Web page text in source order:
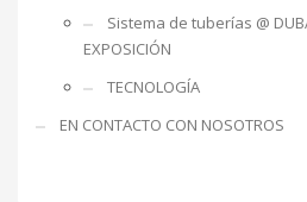
Sistema de tuberías @
EXPOSICIÓN
TECNOLOGÍA
EN CONTACTO CON NOSOTROS